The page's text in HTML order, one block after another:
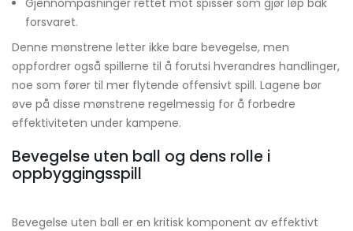
Gjennompasninger rettet mot spisser som gjør løp bak
forsvaret.
Denne mønstrene letter ikke bare bevegelse, men
oppfordrer også spillerne til å forutsi hverandres handlinger,
noe som fører til mer flytende offensivt spill. Lagene bør
øve på disse mønstrene regelmessig for å forbedre
effektiviteten under kampene.
Bevegelse uten ball og dens rolle i
oppbyggingsspill
Bevegelse uten ball er en kritisk komponent av effektivt